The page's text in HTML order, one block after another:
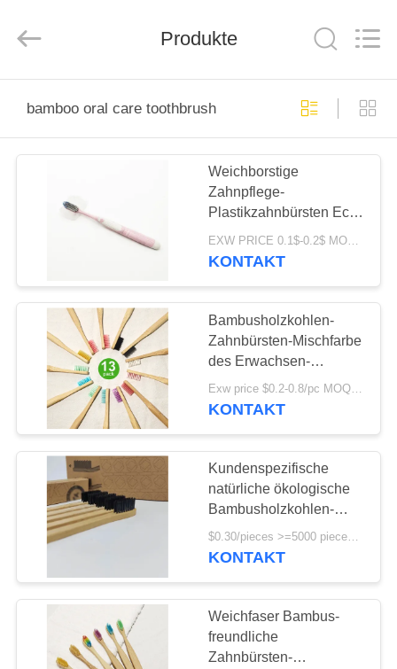
PRODUKTE
VIDEOS
UNS
FABRIK-
AUSFLUG
QUALITÄTSKONTROLLE
TRETEN
UNS
IN
VERBINDUNG
CENTER.
Produkte
bamboo oral care toothbrush
Weichborstige
Zahnpflege-
Plastikzahnbürsten Eco
biologisch abbaubar
EXW PRICE 0.1$-0.2$ MOQ:30000pcs
KONTAKT
Bambusholzkohlen-
Zahnbürsten-Mischfarbe
des Erwachsen-
Zahnpflegestrengen
vegetariers
Exw price $0.2-0.8/pc MOQ:100pcs
KONTAKT
Kundenspezifische
natürliche ökologische
Bambusholzkohlen-
weiche Zahnbürsten-
Familien-hölzerne
$0.30/pieces >=5000 pieces MOQ:5000 Stück
KONTAKT
Weichfaser Bambus-
freundliche
Zahnbürsten-